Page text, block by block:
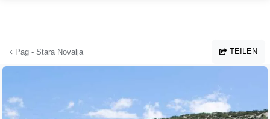
Pag - Stara Novalja TEILEN